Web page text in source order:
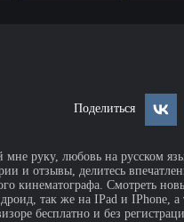
Поделиться
мне руку, любовь на русском
и отзывы, делитесь
кинематографа. Смотреть
так же на IPad и IPhone, а
бесплатно и без